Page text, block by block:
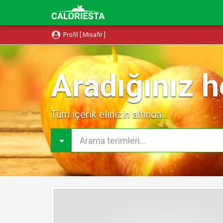
Profil [ Misafir ]
Aradığınız
Tüm içerik elinizin altında...